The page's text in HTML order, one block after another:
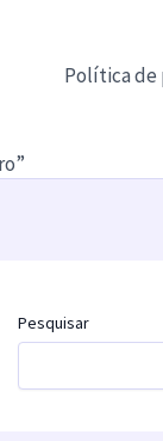
Política de
Pesquisar